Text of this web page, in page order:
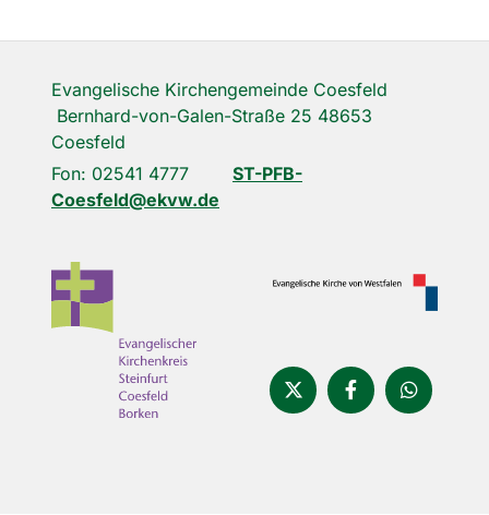
Evangelische Kirchengemeinde Coesfeld
Bernhard-von-Galen-Straße 25 48653
Coesfeld
Fon: 02541 4777 ST-PFB-
Coesfeld@ekvw.de